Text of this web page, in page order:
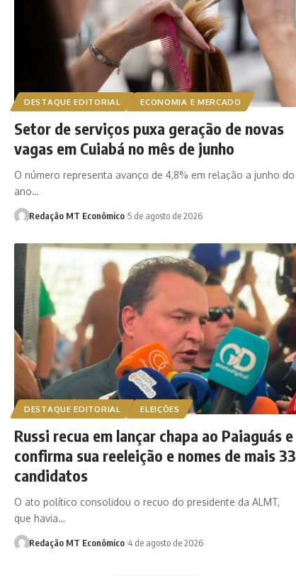
DESTAQUE EDITORIAL ECONOMIA E MERCADO
Setor de serviços puxa geração de novas
vagas em Cuiabá no mês de junho
O número representa avanço de 4,8% em relação a junho do
ano…
Redação MT Econômico 5 de agosto de 2026
DESTAQUE EDITORIAL ELEIÇÕES
Russi recua em lançar chapa ao Paiaguás e
confirma sua reeleição e nomes de mais 33
candidatos
O ato político consolidou o recuo do presidente da ALMT,
que havia…
Redação MT Econômico 4 de agosto de 2026